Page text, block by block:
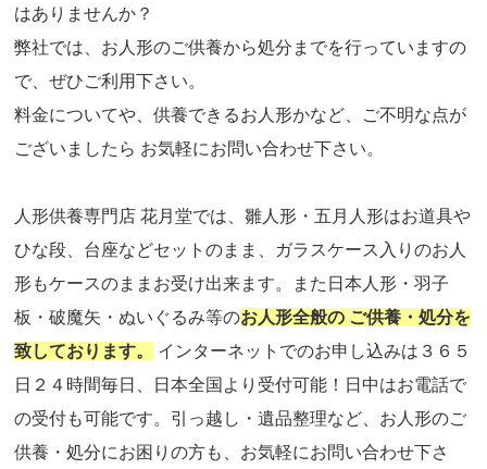
はありませんか？
弊社では、お人形のご供養から処分までを行っていますの
で、ぜひご利用下さい。
料金についてや、供養できるお人形かなど、ご不明な点が
ございましたら お気軽にお問い合わせ下さい。
人形供養専門店 花月堂では、雛人形・五月人形はお道具や
ひな段、台座などセットのまま、ガラスケース入りのお人
形もケースのままお受け出来ます。また日本人形・羽子
板・破魔矢・ぬいぐるみ等のお人形全般の ご供養・処分を
致しております。
インターネットでのお申し込みは３６５
日２４時間毎日、日本全国より受付可能！日中はお電話で
の受付も可能です。引っ越し・遺品整理など、お人形のご
供養・処分にお困りの方も、お気軽にお問い合わせ下さ